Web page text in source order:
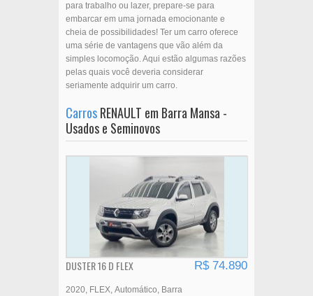
para trabalho ou lazer, prepare-se para
embarcar em uma jornada emocionante e
cheia de possibilidades! Ter um carro oferece
uma série de vantagens que vão além da
simples locomoção. Aqui estão algumas razões
pelas quais você deveria considerar
seriamente adquirir um carro.
CarrosRENAULT em Barra Mansa -
Usados e Seminovos
DUSTER 16 D FLEX R$ 74.890
2020 FLEX Automático
Barra